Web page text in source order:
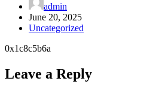
admin
June 20, 2025
Uncategorized
0x1c8c5b6a
Leave a Reply